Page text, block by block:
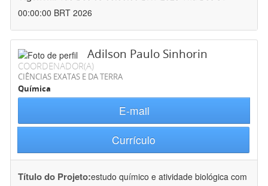
00:00:00 BRT 2026
Adilson Paulo Sinhorin
COORDENADOR(A)
CIÊNCIAS EXATAS E DA TERRA
Química
E-mail
Currículo
Título do Projeto:estudo químico e atividade biológica com